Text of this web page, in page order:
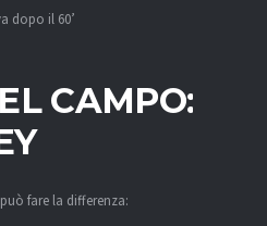
dopo il 60’
CAMPO:
fare la differenza: